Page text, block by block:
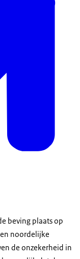
beving plaats op
noordelijke
de onzekerheid in